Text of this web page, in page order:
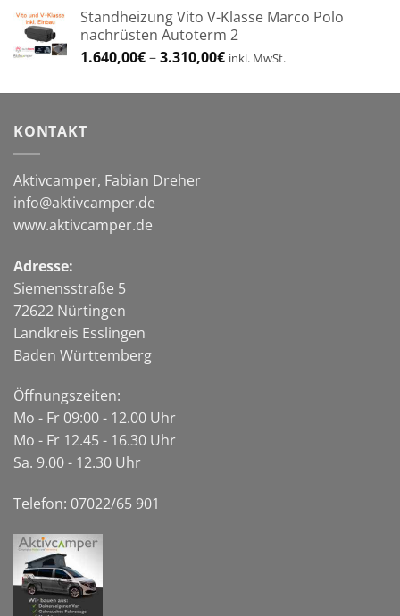
bis
2.790,00€
Standheizung Vito V-Klasse Marco Polo
nachrüsten Autoterm 2
1.640,00€–3.310,00€Preisspanne:
bis
inkl. MwSt.
KONTAKT
Aktivcamper, Fabian Dreher
info@aktivcamper.de
www.aktivcamper.de
Adresse:
Siemensstraße 5
72622 Nürtingen
Landkreis Esslingen
Baden Württemberg
Öffnungszeiten:
Mo - Fr 09:00 - 12.00 Uhr
Mo - Fr 12.45 - 16.30 Uhr
Sa. 9.00 - 12.30 Uhr
Telefon: 07022/65 901